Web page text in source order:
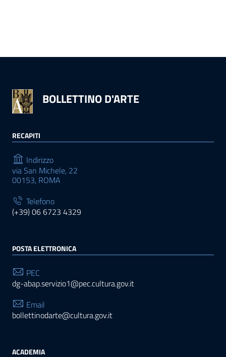
BOLLETTINO D'ARTE
RECAPITI
Indirizzo
via San Michele, 22
00153, ROMA
Telefono
(+39) 06 6723 4329
POSTA ELETTRONICA
PEC
dg-abap.servizio1@pec.cultura.gov.it
Email
bollettinodarte@cultura.gov.it
ACADEMIA